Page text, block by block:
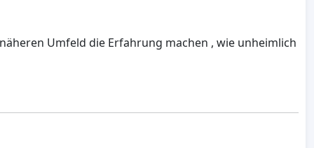
Umfeld die Erfahrung machen , wie unheimlich